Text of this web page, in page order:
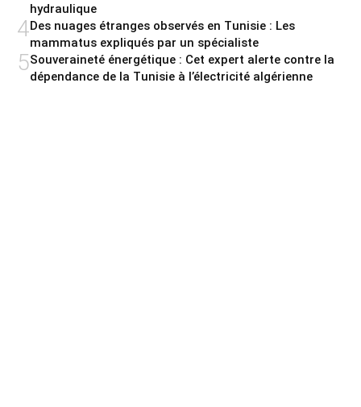
hydraulique
4Des nuages étranges observés en Tunisie : Les
mammatus expliqués par un spécialiste
5Souveraineté énergétique : Cet expert alerte contre la
dépendance de la Tunisie à l’électricité algérienne